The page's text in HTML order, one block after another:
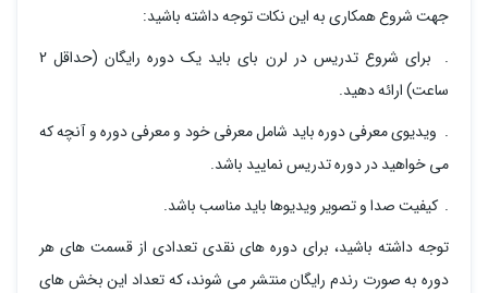
جهت شروع همکاری به این نکات توجه داشته باشید:
. برای شروع تدریس در لرن بای باید یک دوره رایگان (حداقل 2
ساعت) ارائه دهید.
. ویدیوی معرفی دوره باید شامل معرفی خود و معرفی دوره و آنچه که
می خواهید در دوره تدریس نمایید باشد.
. کیفیت صدا و تصویر ویدیوها باید مناسب باشد.
توجه داشته باشید، برای دوره های نقدی تعدادی از قسمت های هر
دوره به صورت رندم رایگان منتشر می شوند، که تعداد این بخش های